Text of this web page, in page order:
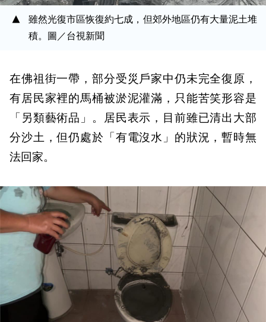
雖然光復市區恢復約七成，但郊外地區仍有大量泥土堆
積。圖／台視新聞
在佛祖街一帶，部分受災戶家中仍未完全復原，
有居民家裡的馬桶被淤泥灌滿，只能苦笑形容是
「另類藝術品」。居民表示，目前雖已清出大部
分沙土，但仍處於「有電沒水」的狀況，暫時無
法回家。